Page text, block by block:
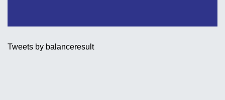
Tweets by balanceresult